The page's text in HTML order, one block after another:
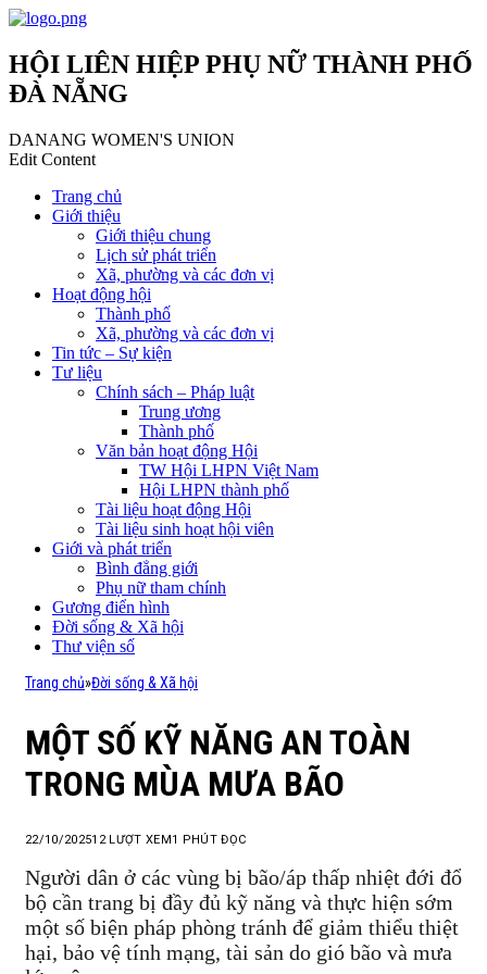
HỘI LIÊN HIỆP PHỤ NỮ THÀNH PHỐ
ĐÀ NẴNG
DANANG WOMEN'S UNION
Edit Content
Trang chủ
Giới thiệu
Giới thiệu chung
Lịch sử phát triển
Xã, phường và các đơn vị
Hoạt động hội
Thành phố
Xã, phường và các đơn vị
Tin tức – Sự kiện
Tư liệu
Chính sách – Pháp luật
Trung ương
Thành phố
Văn bản hoạt động Hội
TW Hội LHPN Việt Nam
Hội LHPN thành phố
Tài liệu hoạt động Hội
Tài liệu sinh hoạt hội viên
Giới và phát triển
Bình đẳng giới
Phụ nữ tham chính
Gương điển hình
Đời sống & Xã hội
Thư viện số
Trang chủ»Đời sống & Xã hội
MỘT SỐ KỸ NĂNG AN TOÀN
TRONG MÙA MƯA BÃO
22/10/202512 LƯỢT XEM 1 PHÚT ĐỌC
Người dân ở các vùng bị bão/áp thấp nhiệt đới đổ
bộ cần trang bị đầy đủ kỹ năng và thực hiện sớm
một số biện pháp phòng tránh để giảm thiểu thiệt
hại, bảo vệ tính mạng, tài sản do gió bão và mưa